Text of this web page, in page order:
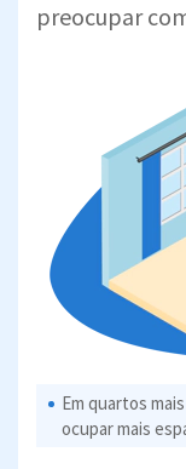
preocupar
Em quartos
ocupar mais